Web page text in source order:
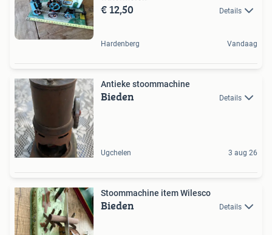
€ 12,50 Details
Hardenberg Vandaag
Antieke stoommachine
Bieden Details
Ugchelen 3 aug 26
Stoommachine item Wilesco
Bieden Details